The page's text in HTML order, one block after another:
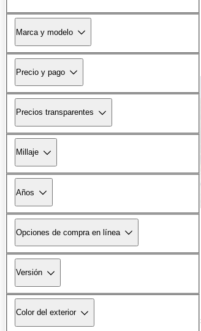
Marca y modelo
Precio y pago
Precios transparentes
Millaje
Años
Opciones de compra en línea
Versión
Color del exterior